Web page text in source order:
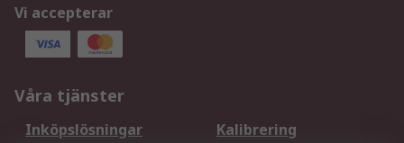
Vi accepterar
Våra tjänster
Inköpslösningar
Kalibrering